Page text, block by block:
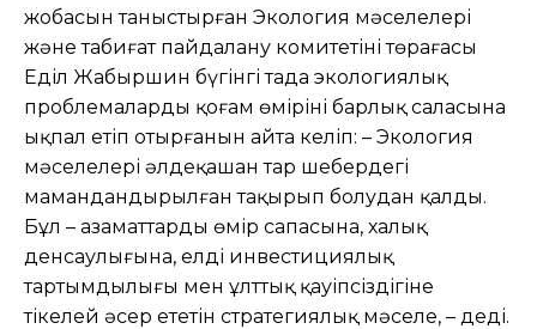
жобасын таныстырған Экология мəселелері
жəне табиғат пайдалану комитетінің төрағасы
Еділ Жаңбыршин бүгінгі таңда экологиялық
проблемалардың қоғам өмірінің барлық саласына
ықпал етіп отырғанын айта келіп: – Экология
мəселелері əлдеқашан тар шеңбердегі
мамандандырылған тақырып болудан қалды.
Бұл – азаматтардың өмір сапасына, халық
денсаулығына, елдің инвестициялық
тартымдылығы мен ұлттық қауіпсіздігіне
тікелей əсер ететін стратегиялық мəселе, – деді.